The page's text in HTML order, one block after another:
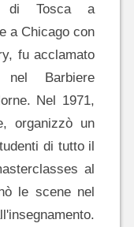
di Tosca a
a Chicago con
fu acclamato
nel Barbiere
Nel 1971,
organizzò un
di tutto il
al
le scene nel